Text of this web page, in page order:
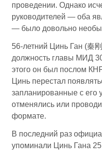
проведении. Однако
руководителей — оба
— было довольно
56-летний Цинь Ган (秦
должность главы МИД
этого он был послом
Цинь перестал
запланированные с его
отменялись или
формате.
В последний раз
упоминали Цинь Гана